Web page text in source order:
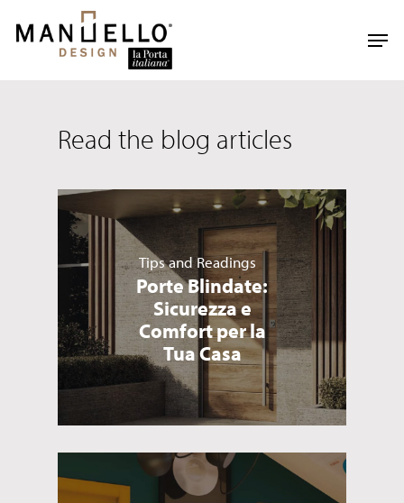
main
Read the blog articles
Tips and Readings
Porte Blindate:
Sicurezza e
Comfort per la
Tua Casa